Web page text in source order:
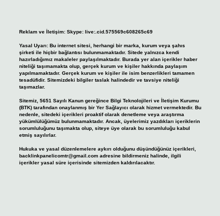
Reklam ve İletişim: Skype: live:.cid.575569c608265c69
Yasal Uyarı: Bu internet sitesi, herhangi bir marka, kurum veya şahıs
şirketi ile hiçbir bağlantısı bulunmamaktadır. Sitede yalnızca kendi
hazırladığımız makaleler paylaşılmaktadır. Burada yer alan içerikler haber
niteliği taşımamakta olup, gerçek kurum ve kişiler hakkında paylaşım
yapılmamaktadır. Gerçek kurum ve kişiler ile isim benzerlikleri tamamen
tesadüfidir. Sitemizdeki bilgiler taslak halindedir ve tavsiye niteliği
taşımazlar.
Sitemiz, 5651 Sayılı Kanun gereğince Bilgi Teknolojileri ve İletişim Kurumu
(BTK) tarafından onaylanmış bir Yer Sağlayıcı olarak hizmet vermektedir. Bu
nedenle, sitedeki içerikleri proaktif olarak denetleme veya araştırma
yükümlülüğümüz bulunmamaktadır. Ancak, üyelerimiz yazdıkları içeriklerin
sorumluluğunu taşımakta olup, siteye üye olarak bu sorumluluğu kabul
etmiş sayılırlar.
Hukuka ve yasal düzenlemelere aykırı olduğunu düşündüğünüz içerikleri,
backlinkpanelicomtr@gmail.comadresine bildirmeniz halinde, ilgili
içerikler yasal süre içerisinde sitemizden kaldırılacaktır.